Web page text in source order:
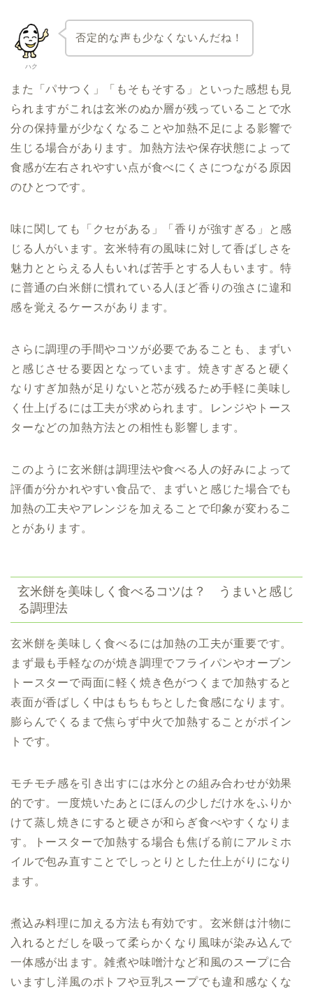
ハク
否定的な声も少なくないんだね！
また「パサつく」「もそもそする」といった感想も見
られますがこれは玄米のぬか層が残っていることで水
分の保持量が少なくなることや加熱不足による影響で
生じる場合があります。加熱方法や保存状態によって
食感が左右されやすい点が食べにくさにつながる原因
のひとつです。
味に関しても「クセがある」「香りが強すぎる」と感
じる人がいます。玄米特有の風味に対して香ばしさを
魅力ととらえる人もいれば苦手とする人もいます。特
に普通の白米餅に慣れている人ほど香りの強さに違和
感を覚えるケースがあります。
さらに調理の手間やコツが必要であることも、まずい
と感じさせる要因となっています。焼きすぎると硬く
なりすぎ加熱が足りないと芯が残るため手軽に美味し
く仕上げるには工夫が求められます。レンジやトース
ターなどの加熱方法との相性も影響します。
このように玄米餅は調理法や食べる人の好みによって
評価が分かれやすい食品で、まずいと感じた場合でも
加熱の工夫やアレンジを加えることで印象が変わるこ
とがあります。
玄米餅を美味しく食べるコツは？ うまいと感じ
る調理法
玄米餅を美味しく食べるには加熱の工夫が重要です。
まず最も手軽なのが焼き調理でフライパンやオーブン
トースターで両面に軽く焼き色がつくまで加熱すると
表面が香ばしく中はもちもちとした食感になります。
膨らんでくるまで焦らず中火で加熱することがポイン
トです。
モチモチ感を引き出すには水分との組み合わせが効果
的です。一度焼いたあとにほんの少しだけ水をふりか
けて蒸し焼きにすると硬さが和らぎ食べやすくなりま
す。トースターで加熱する場合も焦げる前にアルミホ
イルで包み直すことでしっとりとした仕上がりになり
ます。
煮込み料理に加える方法も有効です。玄米餅は汁物に
入れるとだしを吸って柔らかくなり風味が染み込んで
一体感が出ます。雑煮や味噌汁など和風のスープに合
いますし洋風のポトフや豆乳スープでも違和感なくな